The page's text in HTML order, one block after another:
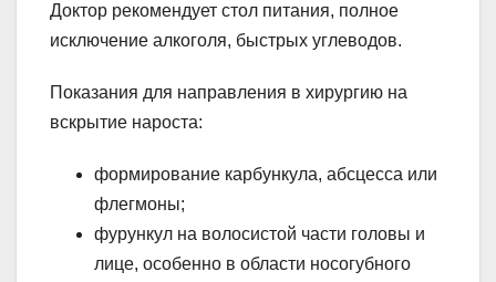
Доктор рекомендует стол питания, полное
исключение алкоголя, быстрых углеводов.
Показания для направления в хирургию на
вскрытие нароста:
формирование карбункула, абсцесса или
флегмоны;
фурункул на волосистой части головы и
лице, особенно в области носогубного